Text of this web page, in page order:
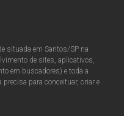
situada em Santos/SP na
de sites, aplicativos,
em buscadores) e toda a
para conceituar, criar e